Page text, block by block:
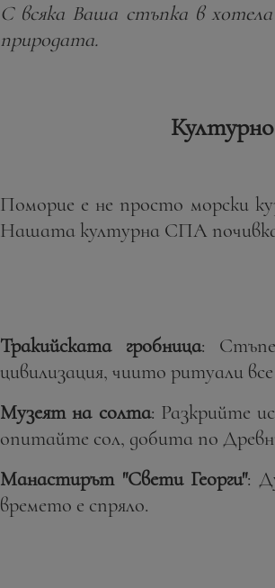
С всяка Ваша стъпка в
природата.
Поморие е не просто морски
Нашата културна СПА почивка
Тракийската гробница:
цивилизация, чиито ритуали
Музеят на солта: Разкрийте
опитайте сол, добита по
Манастирът "Свети Георги":
времето е спряло.